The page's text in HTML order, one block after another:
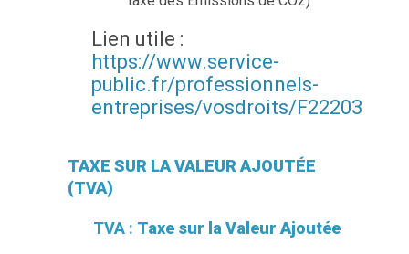
Lien utile :
https://www.service-
public.fr/professionnels-
entreprises/vosdroits/F22203
TAXE SUR LA VALEUR AJOUTÉE
(TVA)
TVA : Taxe sur la Valeur Ajoutée